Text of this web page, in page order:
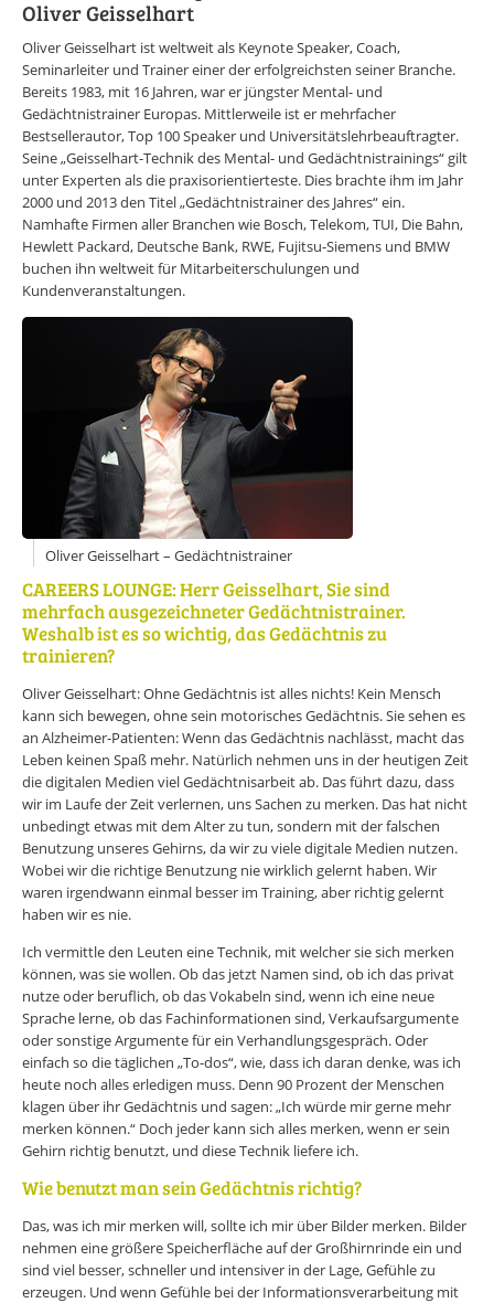
Wunscharbeitgeber-News
E-Bibliothek
E-Videothek
Veranstaltungen
CAREERS LOUNGE NEWSLETTER
Mit dem E-Mail Newsletter informieren wir Sie regelmäßig über
spannende Neuigkeiten innerhalb der CAREERS LOUNGE.
NEWSLETTER ANMELDUNG
CAREERS LOUNGEWISSENSVORSPRUNG
Marke ICH entwickeln
Zeit nehmen
Flagge zeigen
CAREERS LOUNGENETZWERK
Online-Wissensforum
Über uns
Presse
Werbemöglichkeiten
Kontakt
Impressum
Datenschutzerklärung
Oliver Geisselhart
Oliver Geisselhart ist weltweit als Keynote Speaker, Coach,
Seminarleiter und Trainer einer der erfolgreichsten seiner Branche.
Bereits 1983, mit 16 Jahren, war er jüngster Mental- und
Gedächtnistrainer Europas. Mittlerweile ist er mehrfacher
Bestsellerautor, Top 100 Speaker und Universitätslehrbeauftragter.
Seine „Geisselhart-Technik des Mental- und Gedächtnistrainings“ gilt
unter Experten als die praxisorientierteste. Dies brachte ihm im Jahr
2000 und 2013 den Titel „Gedächtnistrainer des Jahres“ ein.
Namhafte Firmen aller Branchen wie Bosch, Telekom, TUI, Die Bahn,
Hewlett Packard, Deutsche Bank, RWE, Fujitsu-Siemens und BMW
buchen ihn weltweit für Mitarbeiterschulungen und
Kundenveranstaltungen.
Oliver Geisselhart – Gedächtnistrainer
CAREERS LOUNGE: Herr Geisselhart, Sie sind
mehrfach ausgezeichneter Gedächtnistrainer.
Weshalb ist es so wichtig, das Gedächtnis zu
trainieren?
Oliver Geisselhart: Ohne Gedächtnis ist alles nichts! Kein Mensch
kann sich bewegen, ohne sein motorisches Gedächtnis. Sie sehen es
an Alzheimer-Patienten: Wenn das Gedächtnis nachlässt, macht das
Leben keinen Spaß mehr. Natürlich nehmen uns in der heutigen Zeit
die digitalen Medien viel Gedächtnisarbeit ab. Das führt dazu, dass
wir im Laufe der Zeit verlernen, uns Sachen zu merken. Das hat nicht
unbedingt etwas mit dem Alter zu tun, sondern mit der falschen
Benutzung unseres Gehirns, da wir zu viele digitale Medien nutzen.
Wobei wir die richtige Benutzung nie wirklich gelernt haben. Wir
waren irgendwann einmal besser im Training, aber richtig gelernt
haben wir es nie.
Ich vermittle den Leuten eine Technik, mit welcher sie sich merken
können, was sie wollen. Ob das jetzt Namen sind, ob ich das privat
nutze oder beruflich, ob das Vokabeln sind, wenn ich eine neue
Sprache lerne, ob das Fachinformationen sind, Verkaufsargumente
oder sonstige Argumente für ein Verhandlungsgespräch. Oder
einfach so die täglichen „To-dos“, wie, dass ich daran denke, was ich
heute noch alles erledigen muss. Denn 90 Prozent der Menschen
klagen über ihr Gedächtnis und sagen: „Ich würde mir gerne mehr
merken können.“ Doch jeder kann sich alles merken, wenn er sein
Gehirn richtig benutzt, und diese Technik liefere ich.
Wie benutzt man sein Gedächtnis richtig?
Das, was ich mir merken will, sollte ich mir über Bilder merken. Bilder
nehmen eine größere Speicherfläche auf der Großhirnrinde ein und
sind viel besser, schneller und intensiver in der Lage, Gefühle zu
erzeugen. Und wenn Gefühle bei der Informationsverarbeitung mit